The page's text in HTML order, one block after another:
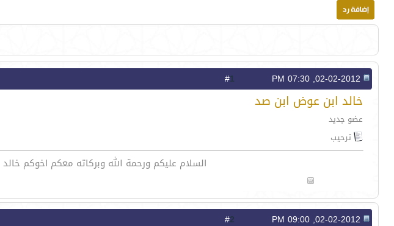
1
خالد ابن عوض ابن صد
عضو جديد
ترحيب
السلام عليكم ورحمة الله وبركاته معكم اخوكم
2